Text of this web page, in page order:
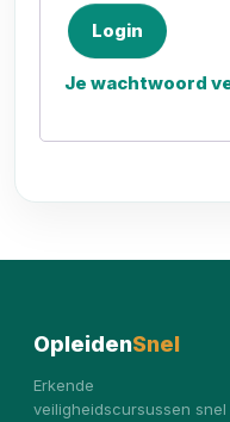
Login
Je wachtwoord
OpleidenSnel
Erkende
veiligheidscursussen snel